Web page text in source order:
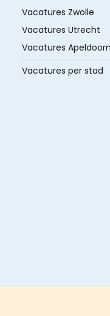
Vacatures Zwolle
Vacatures Utrecht
Vacatures Apeldoorn
Vacatures per stad